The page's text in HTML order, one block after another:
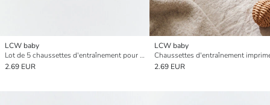
LCW baby
Lot de 5 chaussettes d'entraînement pour bébé garçon
2.69 EUR
LCW baby
2.69 EUR